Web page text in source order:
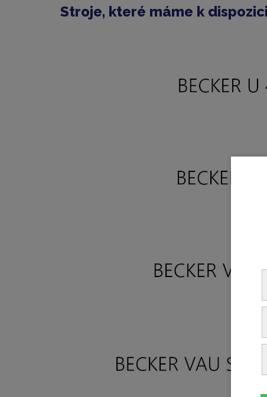
Stroje, které máme k